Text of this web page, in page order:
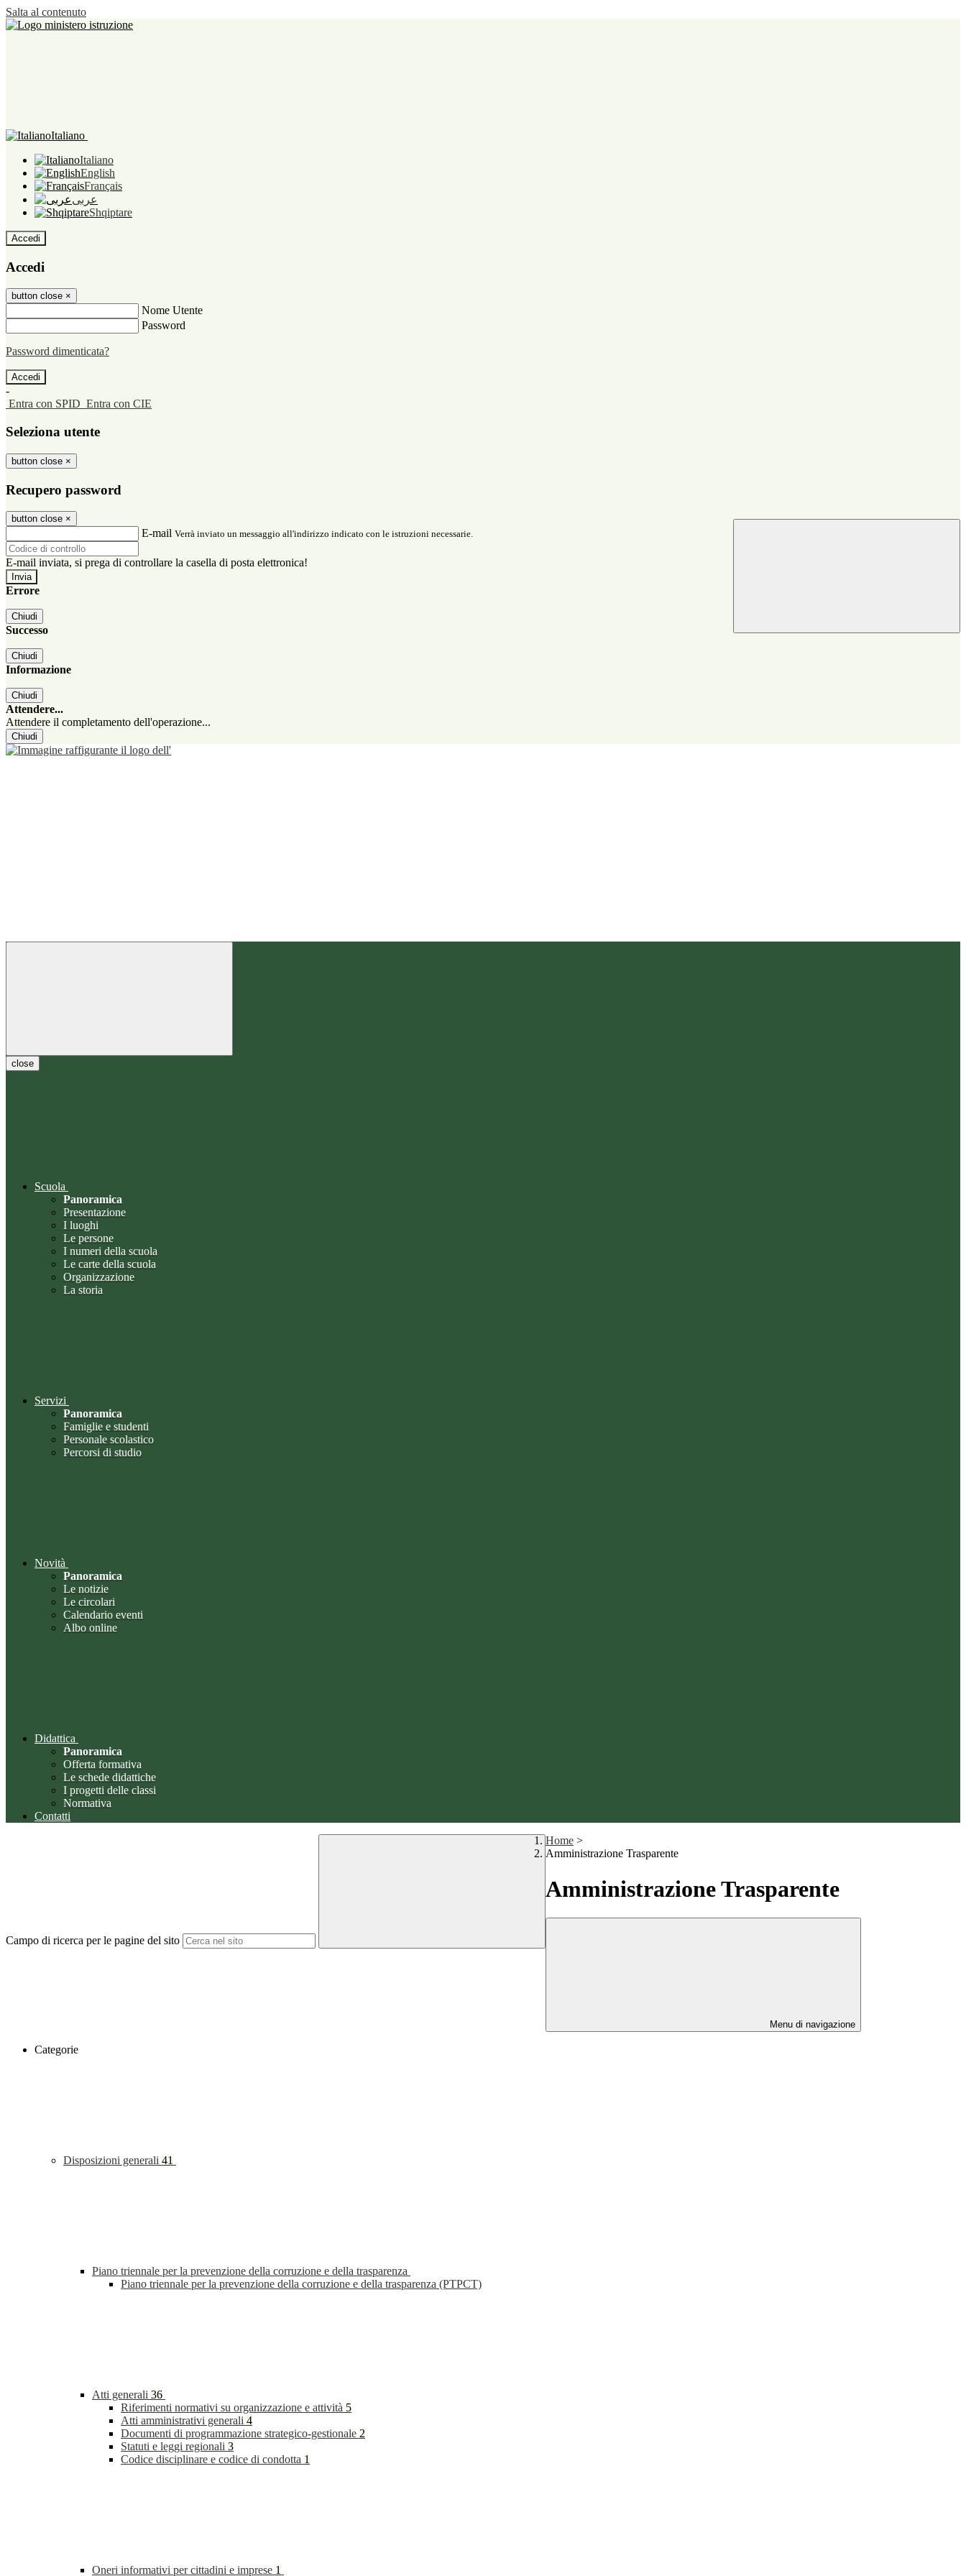
Salta al contenuto
Italiano
Italiano
English
Français
عربى
Shqiptare
Accedi
Accedi
button close ×
Nome Utente
Password
Password dimenticata?
-
Entra con SPID Entra con CIE
Seleziona utente
button close ×
Recupero password
button close ×
E-mail Verrà inviato un messaggio all'indirizzo indicato con le istruzioni necessarie.
E-mail inviata, si prega di controllare la casella di posta elettronica!
Errore
Chiudi
Successo
Chiudi
Informazione
Chiudi
Attendere...
Attendere il completamento dell'operazione...
Chiudi
close
Scuola
Panoramica
Presentazione
I luoghi
Le persone
I numeri della scuola
Le carte della scuola
Organizzazione
La storia
Servizi
Panoramica
Famiglie e studenti
Personale scolastico
Percorsi di studio
Novità
Panoramica
Le notizie
Le circolari
Calendario eventi
Albo online
Didattica
Panoramica
Offerta formativa
Le schede didattiche
I progetti delle classi
Normativa
Contatti
Campo di ricerca per le pagine del sito
Home >
Amministrazione Trasparente
Amministrazione Trasparente
Menu di navigazione
Categorie
Disposizioni generali 41
Piano triennale per la prevenzione della corruzione e della trasparenza
Piano triennale per la prevenzione della corruzione e della trasparenza (PTPCT)
Atti generali 36
Riferimenti normativi su organizzazione e attività 5
Atti amministrativi generali 4
Documenti di programmazione strategico-gestionale 2
Statuti e leggi regionali 3
Codice disciplinare e codice di condotta 1
Oneri informativi per cittadini e imprese 1